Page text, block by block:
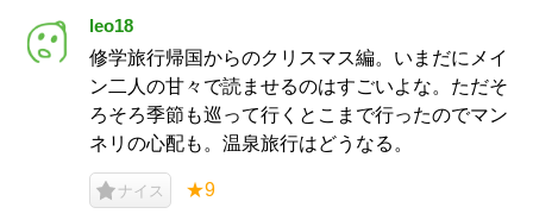
leo18
修学旅行帰国からのクリスマス編。いまだにメイ
ン二人の甘々で読ませるのはすごいよな。ただそ
ろそろ季節も巡って行くとこまで行ったのでマン
ネリの心配も。温泉旅行はどうなる。
ナイス ★9